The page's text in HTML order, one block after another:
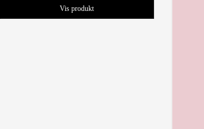
Vis produkt